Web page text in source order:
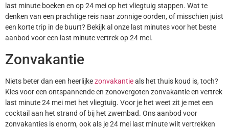
last minute boeken en op 24 mei op het vliegtuig stappen. Wat te
denken van een prachtige reis naar zonnige oorden, of misschien juist
een korte trip in de buurt? Bekijk al onze last minutes voor het beste
aanbod voor een last minute vertrek op 24 mei.
Zonvakantie
Niets beter dan een heerlijkezonvakantieals het thuis koud is, toch?
Kies voor een ontspannende en zonovergoten zonvakantie en vertrek
last minute 24 mei met het vliegtuig. Voor je het weet zit je met een
cocktail aan het strand of bij het zwembad. Ons aanbod voor
zonvakanties is enorm, ook als je 24 mei last minute wilt vertrekken